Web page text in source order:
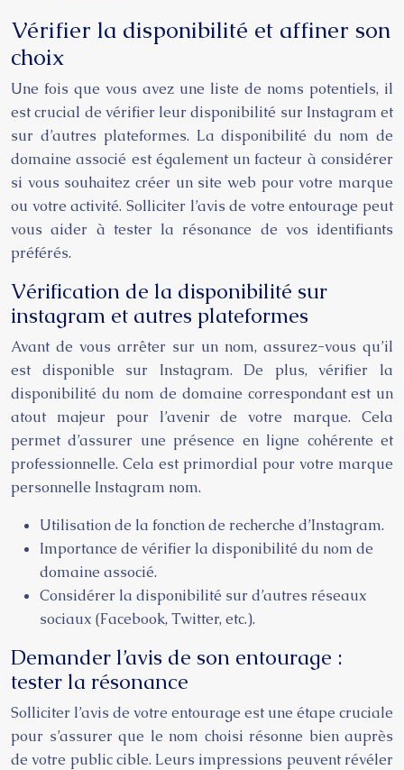
Vérifier la disponibilité et affiner son
choix
Une fois que vous avez une liste de noms potentiels, il
est crucial de vérifier leur disponibilité sur Instagram et
sur d’autres plateformes. La disponibilité du nom de
domaine associé est également un facteur à considérer
si vous souhaitez créer un site web pour votre marque
ou votre activité. Solliciter l’avis de votre entourage peut
vous aider à tester la résonance de vos identifiants
préférés.
Vérification de la disponibilité sur
instagram et autres plateformes
Avant de vous arrêter sur un nom, assurez-vous qu’il
est disponible sur Instagram. De plus, vérifier la
disponibilité du nom de domaine correspondant est un
atout majeur pour l’avenir de votre marque. Cela
permet d’assurer une présence en ligne cohérente et
professionnelle. Cela est primordial pour votre marque
personnelle Instagram nom.
Utilisation de la fonction de recherche d’Instagram.
Importance de vérifier la disponibilité du nom de
domaine associé.
Considérer la disponibilité sur d’autres réseaux
sociaux (Facebook, Twitter, etc.).
Demander l’avis de son entourage :
tester la résonance
Solliciter l’avis de votre entourage est une étape cruciale
pour s’assurer que le nom choisi résonne bien auprès
de votre public cible. Leurs impressions peuvent révéler